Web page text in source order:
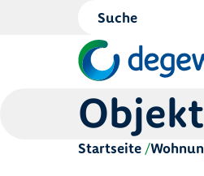
Startseite